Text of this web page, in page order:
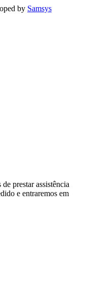
by Samsys
prestar assistência
e entraremos em